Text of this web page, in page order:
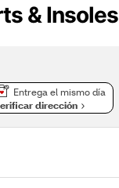
& Insoles
Entrega el mismo día
dirección